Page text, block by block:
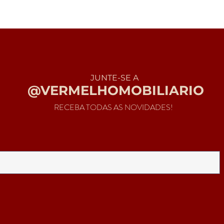
JUNTE-SE A
@VERMELHOMOBILIARIO
RECEBA TODAS AS NOVIDADES!